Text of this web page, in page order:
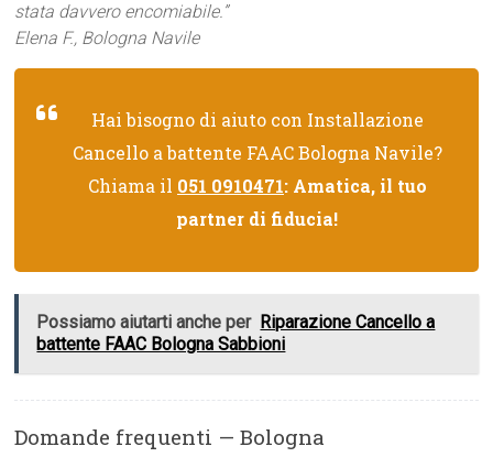
stata davvero encomiabile.”
Elena F., Bologna Navile
Hai bisogno di aiuto con Installazione
Cancello a battente FAAC Bologna Navile?
Chiama il 051 0910471: Amatica, il tuo
partner di fiducia!
Possiamo aiutarti anche per Riparazione Cancello a
battente FAAC Bologna Sabbioni
Domande frequenti — Bologna